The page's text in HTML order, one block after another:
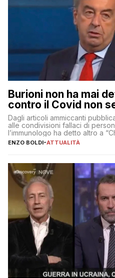
Burioni non ha mai
contro il Covid non
Dagli articoli ammiccanti
alle condivisioni fallaci di
l’immunologo ha detto altro a
ENZO BOLDI-ATTUALITÀ